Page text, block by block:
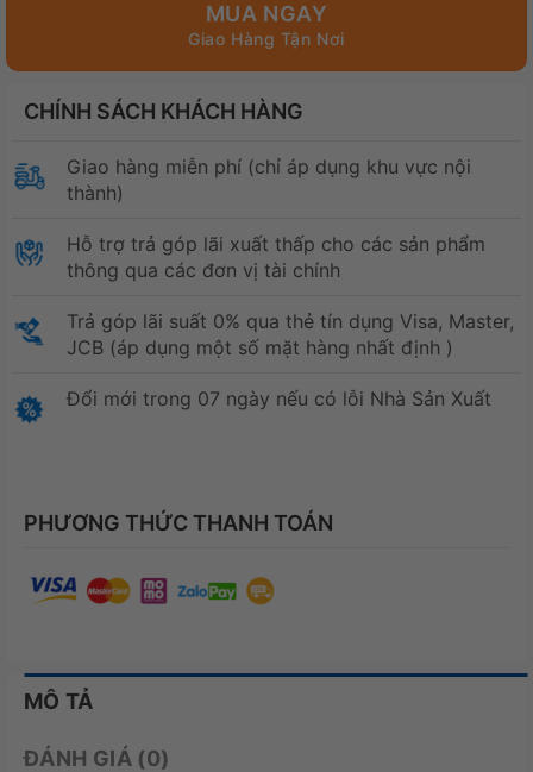
MUA NGAY
CHÍNH SÁCH KHÁCH HÀNG
Giao hàng miễn phí (chỉ áp dụng khu vực nội
thành)
Hỗ trợ trả góp lãi xuất thấp cho các sản phẩm
thông qua các đơn vị tài chính
Trả góp lãi suất 0% qua thẻ tín dụng Visa, Master,
JCB (áp dụng một số mặt hàng nhất định )
Đổi mới trong 07 ngày nếu có lỗi Nhà Sản Xuất
PHƯƠNG THỨC THANH TOÁN
MÔ TẢ
ĐÁNH GIÁ (0)